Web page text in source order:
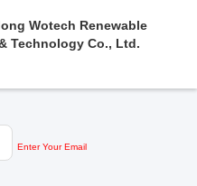
Wotech Renewable
Technology Co., Ltd.
Enter Your Email